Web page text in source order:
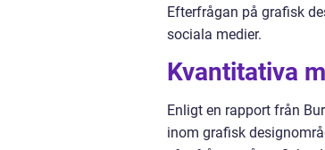
Efterfrågan på grafisk
sociala medier.
Kvantitativa
Enligt en rapport från
inom grafisk